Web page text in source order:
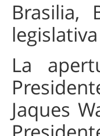
Brasilia,
La
Jaques